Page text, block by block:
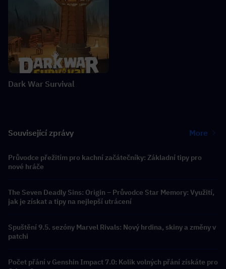
Dark War Survival
Související zprávy More
Průvodce přežitím pro kachní začátečníky: Základní tipy pro
nové hráče
The Seven Deadly Sins: Origin – Průvodce Star Memory: Využití,
jak je získat a tipy na nejlepší utrácení
Spuštění 9.5. sezóny Marvel Rivals: Nový hrdina, skiny a změny v
patchi
Počet přání v Genshin Impact 7.0: Kolik volných přání získáte pro